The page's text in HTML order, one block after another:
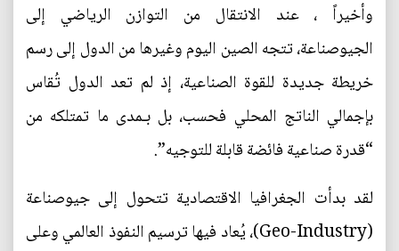
وأخيراً ، عند الانتقال من التوازن الرياضي إلى
الجيوصناعة، تتجه الصين اليوم وغيرها من الدول إلى رسم
خريطة جديدة للقوة الصناعية، إذ لم تعد الدول تُقاس
بإجمالي الناتج المحلي فحسب، بل بـمدى ما تمتلكه من
“قدرة صناعية فائضة قابلة للتوجيه”.
لقد بدأت الجغرافيا الاقتصادية تتحول إلى جيوصناعة
(Geo-Industry)، يُعاد فيها ترسيم النفوذ العالمي وعلى